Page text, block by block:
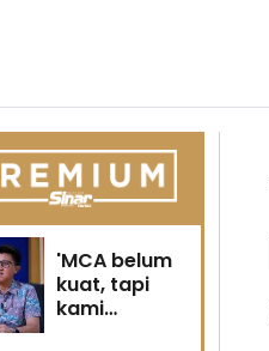
'MCA belum
kuat, tapi
kami